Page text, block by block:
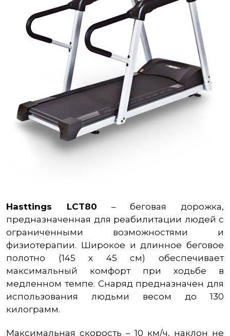
Hasttings LCT80 – беговая дорожка,
предназначенная для реабилитации людей с
ограниченными возможностями и
физиотерапии. Широкое и длинное беговое
полотно (145 x 45 см) обеспечивает
максимальный комфорт при ходьбе в
медленном темпе. Снаряд предназначен для
использования людьми весом до 130
килограмм.
Максимальная скорость – 10 км/ч, наклон не